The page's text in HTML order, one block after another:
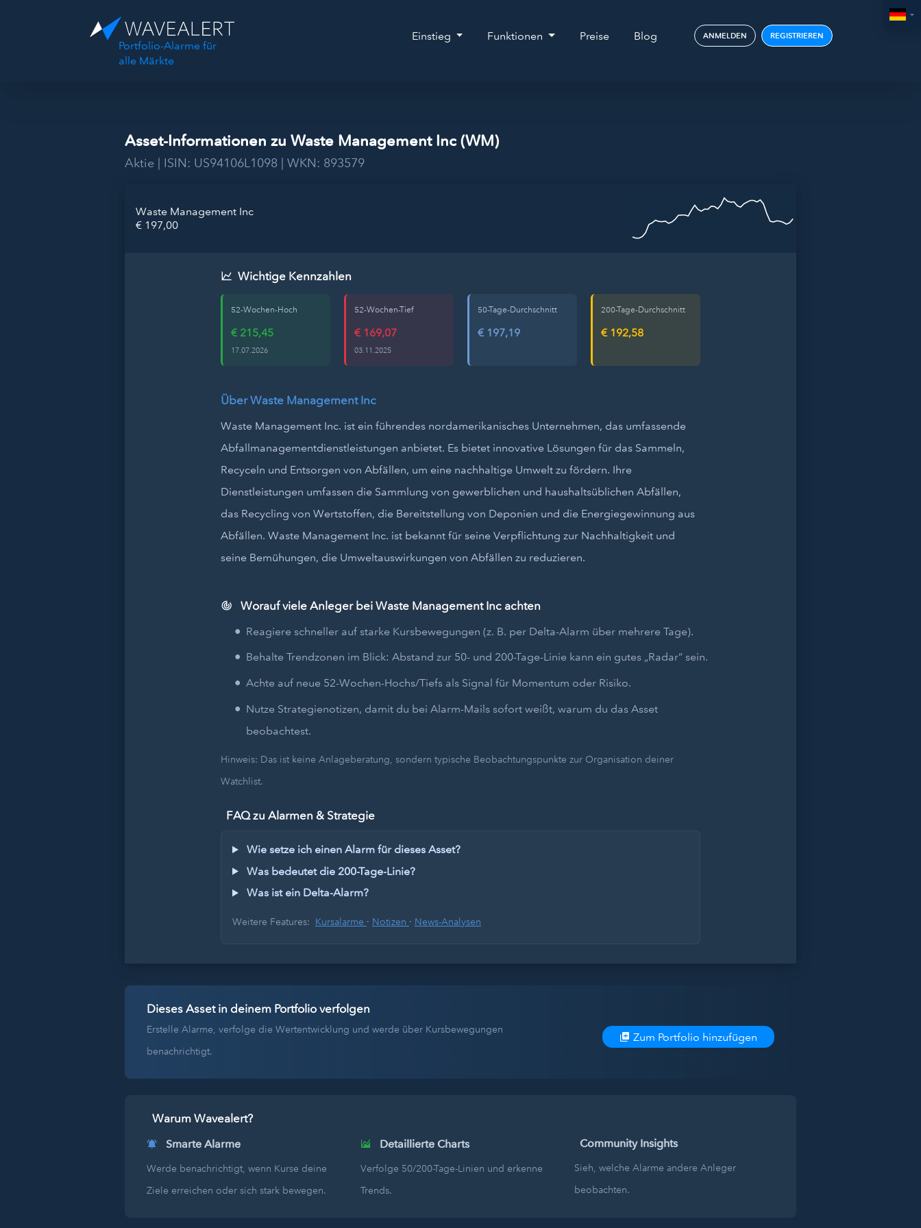
Portfolio-Alarme für
alle Märkte
Einstieg Funktionen Preise Blog ANMELDEN REGISTRIEREN
Asset-Informationen zu Waste Management Inc (WM)
Aktie | ISIN: US94106L1098 | WKN: 893579
Waste Management Inc
€ 197,00
Wichtige Kennzahlen
52-Wochen-Hoch
€ 215,45
17.07.2026
52-Wochen-Tief
€ 169,07
03.11.2025
50-Tage-Durchschnitt
€ 197,19
200-Tage-Durchschnitt
€ 192,58
Über Waste Management Inc
Waste Management Inc. ist ein führendes nordamerikanisches Unternehmen, das umfassende
Abfallmanagementdienstleistungen anbietet. Es bietet innovative Lösungen für das Sammeln,
Recyceln und Entsorgen von Abfällen, um eine nachhaltige Umwelt zu fördern. Ihre
Dienstleistungen umfassen die Sammlung von gewerblichen und haushaltsüblichen Abfällen,
das Recycling von Wertstoffen, die Bereitstellung von Deponien und die Energiegewinnung aus
Abfällen. Waste Management Inc. ist bekannt für seine Verpflichtung zur Nachhaltigkeit und
seine Bemühungen, die Umweltauswirkungen von Abfällen zu reduzieren.
Worauf viele Anleger bei Waste Management Inc achten
Reagiere schneller auf starke Kursbewegungen (z. B. per Delta-Alarm über mehrere Tage).
Behalte Trendzonen im Blick: Abstand zur 50- und 200-Tage-Linie kann ein gutes „Radar“ sein.
Achte auf neue 52-Wochen-Hochs/Tiefs als Signal für Momentum oder Risiko.
Nutze Strategienotizen, damit du bei Alarm-Mails sofort weißt, warum du das Asset
beobachtest.
Hinweis: Das ist keine Anlageberatung, sondern typische Beobachtungspunkte zur Organisation deiner
Watchlist.
FAQ zu Alarmen & Strategie
Wie setze ich einen Alarm für dieses Asset?
Was bedeutet die 200-Tage-Linie?
Was ist ein Delta-Alarm?
Weitere Features: Kursalarme · Notizen · News-Analysen
Dieses Asset in deinem Portfolio verfolgen
Erstelle Alarme, verfolge die Wertentwicklung und werde über Kursbewegungen
benachrichtigt.
Zum Portfolio hinzufügen
Warum Wavealert?
Smarte Alarme
Werde benachrichtigt, wenn Kurse deine
Ziele erreichen oder sich stark bewegen.
Detaillierte Charts
Verfolge 50/200-Tage-Linien und erkenne
Trends.
Community Insights
Sieh, welche Alarme andere Anleger
beobachten.